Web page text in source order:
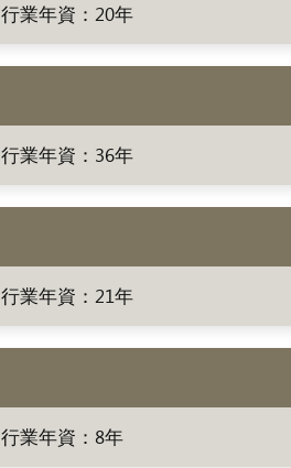
行業年資：20年
行業年資：36年
行業年資：21年
行業年資：8年